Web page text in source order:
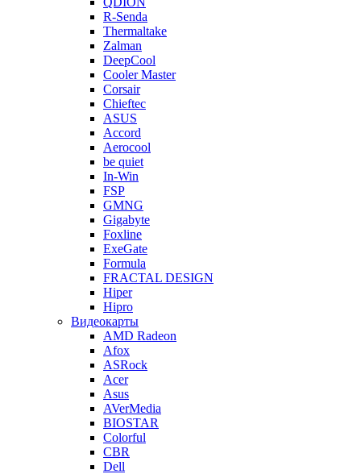
R-Senda
Thermaltake
Zalman
DeepCool
Cooler Master
Corsair
Chieftec
ASUS
Accord
Aerocool
be quiet
In-Win
FSP
GMNG
Gigabyte
Foxline
ExeGate
Formula
FRACTAL DESIGN
Hiper
Hipro
Видеокарты
AMD Radeon
Afox
ASRock
Acer
Asus
AVerMedia
BIOSTAR
Colorful
CBR
Dell